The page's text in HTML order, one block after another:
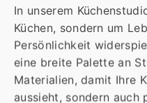
In unserem
Küchen, sondern um
Persönlichkeit
eine breite Palette an
Materialien, damit Ihre
aussieht, sondern